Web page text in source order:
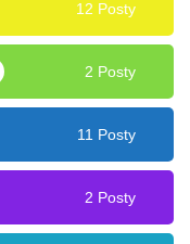
12 Posty
2 Posty
11 Posty
2 Posty